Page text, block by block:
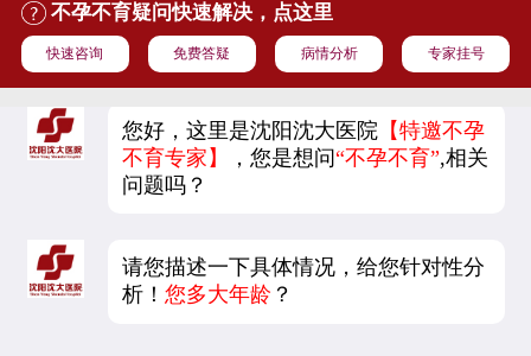
不孕不育疑问快速解决，点这里
快速咨询 免费答疑 病情分析 专家挂号
您好，这里是沈阳沈大医院 【特邀不孕
不育专家】
，您是想问“不孕不育”,相关
问题吗？
请您描述一下具体情况，给您针对性分
析！您多大年龄 ？